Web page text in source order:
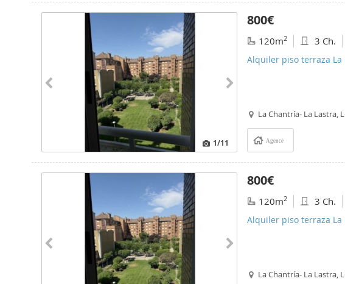
1/11
800€
120m2 3 Ch.
Alquiler piso terraza
La Chantría- La Lastra,
Agence
800€
120m2 3 Ch.
Alquiler piso terraza
La Chantría- La Lastra,